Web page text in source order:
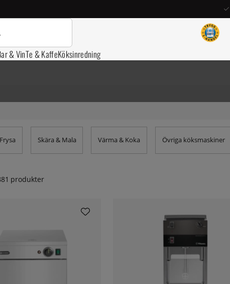
& VinTe & KaffeKöksinredning
Skära & Mala Värma & Koka Övriga köksmaskiner
produkter